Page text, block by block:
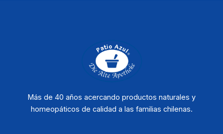
Más de 40 años acercando productos naturales y
homeopáticos de calidad a las familias chilenas.